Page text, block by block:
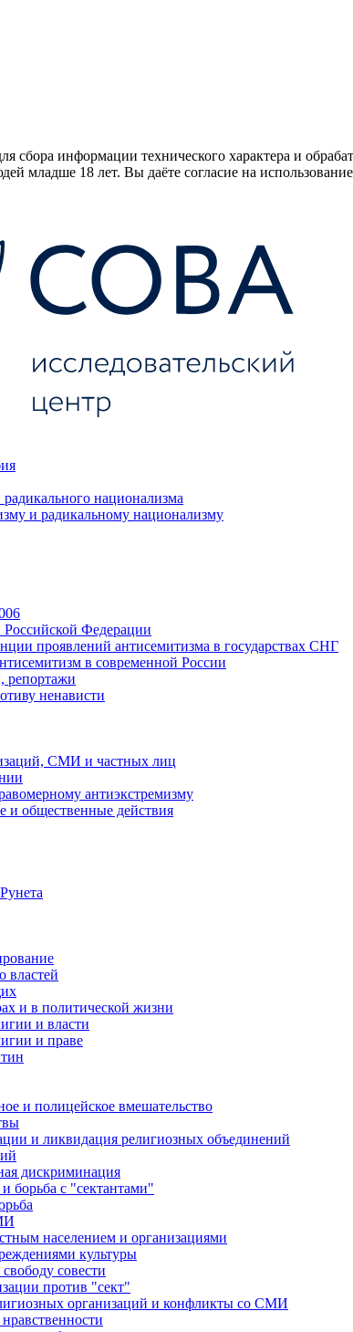
сбора информации технического характера и
младше 18 лет. Вы даёте согласие на
национализма
и радикальному национализму
Федерации
проявлений антисемитизма в государствах СНГ
в современной России
репортажи
ненависти
СМИ и частных лиц
антиэкстремизму
и общественные действия
властей
и в политической жизни
и власти
и праве
и полицейское вмешательство
и ликвидация религиозных объединений
дискриминация
борьба с "сектантами"
населением и организациями
культуры
совести
против "сект"
организаций и конфликты со СМИ